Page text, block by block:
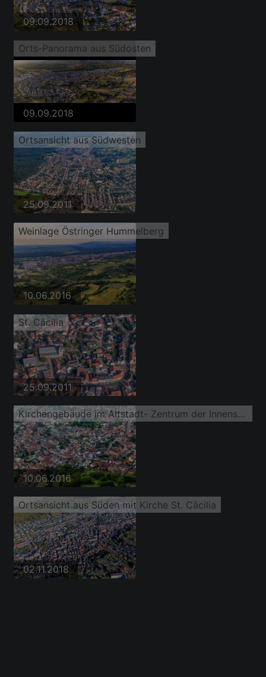
09.09.2018
Orts-Panorama aus Südosten
09.09.2018
Ortsansicht aus Südwesten
25.09.2011
Weinlage Östringer Hummelberg
10.06.2016
St. Cäcilia
25.09.2011
Kirchengebäude im Altstadt- Zentrum der Innenstadt
10.06.2016
Ortsansicht aus Süden mit Kirche St. Cäcilia
02.11.2018